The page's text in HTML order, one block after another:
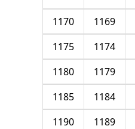
1169
1170
1174
1175
1179
1180
1184
1185
1189
1190